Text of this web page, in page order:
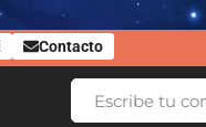
Contacto